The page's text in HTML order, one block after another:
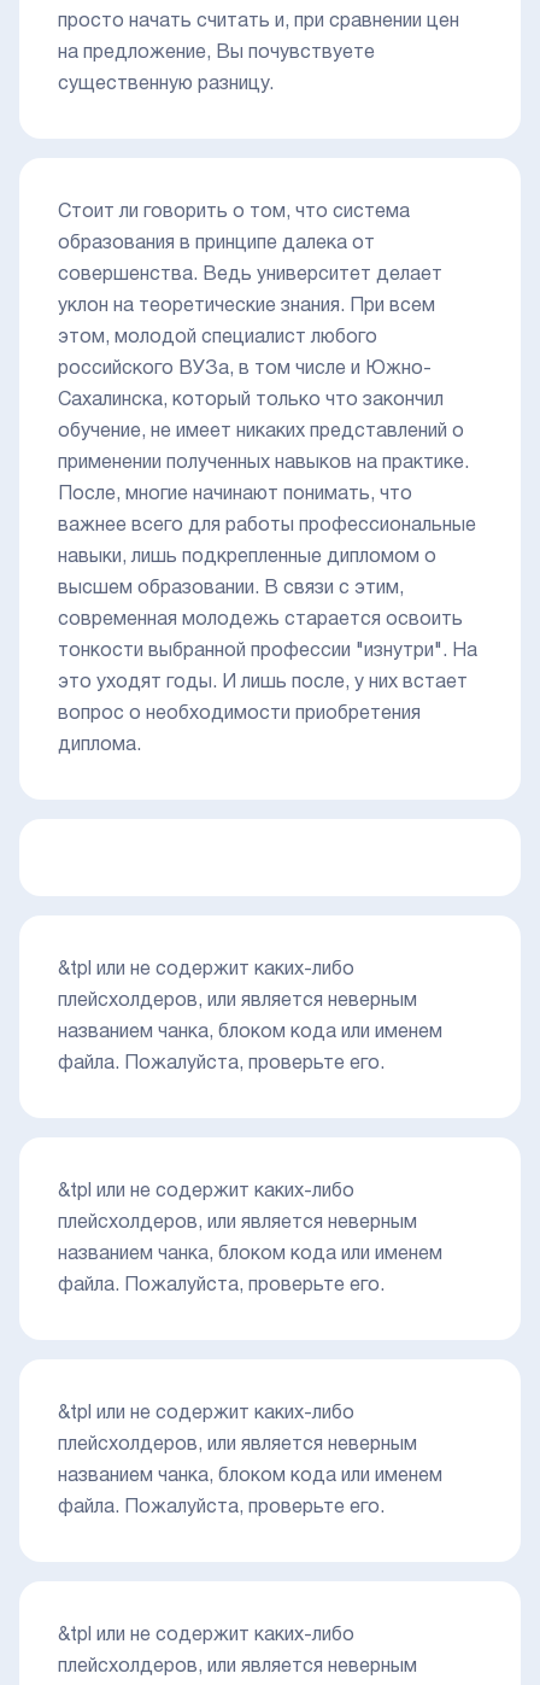
просто начать считать и, при сравнении цен
на предложение, Вы почувствуете
существенную разницу.
Стоит ли говорить о том, что система
образования в принципе далека от
совершенства. Ведь университет делает
уклон на теоретические знания. При всем
этом, молодой специалист любого
российского ВУЗа, в том числе и Южно-
Сахалинска, который только что закончил
обучение, не имеет никаких представлений о
применении полученных навыков на практике.
После, многие начинают понимать, что
важнее всего для работы профессиональные
навыки, лишь подкрепленные дипломом о
высшем образовании. В связи с этим,
современная молодежь старается освоить
тонкости выбранной профессии "изнутри". На
это уходят годы. И лишь после, у них встает
вопрос о необходимости приобретения
диплома.
&tpl или не содержит каких-либо
плейсхолдеров, или является неверным
названием чанка, блоком кода или именем
файла. Пожалуйста, проверьте его.
&tpl или не содержит каких-либо
плейсхолдеров, или является неверным
названием чанка, блоком кода или именем
файла. Пожалуйста, проверьте его.
&tpl или не содержит каких-либо
плейсхолдеров, или является неверным
названием чанка, блоком кода или именем
файла. Пожалуйста, проверьте его.
&tpl или не содержит каких-либо
плейсхолдеров, или является неверным